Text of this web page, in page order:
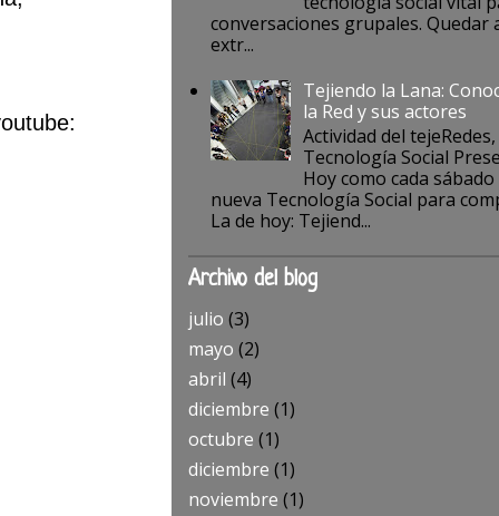
conversaciones grupales. Quedar
extr...
Tejiendo la Lana:
la Red y sus actores
Actividad del tejeRedes,
Tecnología Social
Hoy como cada
nueva Tecnología Social para
La de hoy: Tejiend...
Archivo del blog
julio (3)
mayo (2)
abril (4)
diciembre (1)
octubre (1)
diciembre (1)
noviembre (1)